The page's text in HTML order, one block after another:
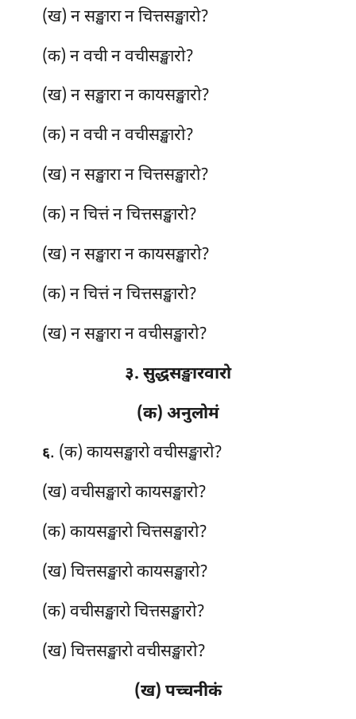
(ख) न सङ्खारा न चित्तसङ्खारो?
(क) न वची न वचीसङ्खारो?
(ख) न सङ्खारा न कायसङ्खारो?
(क) न वची न वचीसङ्खारो?
(ख) न सङ्खारा न चित्तसङ्खारो?
(क) न चित्तं न चित्तसङ्खारो?
(ख) न सङ्खारा न कायसङ्खारो?
(क) न चित्तं न चित्तसङ्खारो?
(ख) न सङ्खारा न वचीसङ्खारो?
३. सुद्धसङ्खारवारो
(क) अनुलोमं
६. (क) कायसङ्खारोवचीसङ्खारो?
(ख) वचीसङ्खारो कायसङ्खारो?
(क) कायसङ्खारो चित्तसङ्खारो?
(ख) चित्तसङ्खारो कायसङ्खारो?
(क) वचीसङ्खारो चित्तसङ्खारो?
(ख) चित्तसङ्खारो वचीसङ्खारो?
(ख) पच्चनीकं